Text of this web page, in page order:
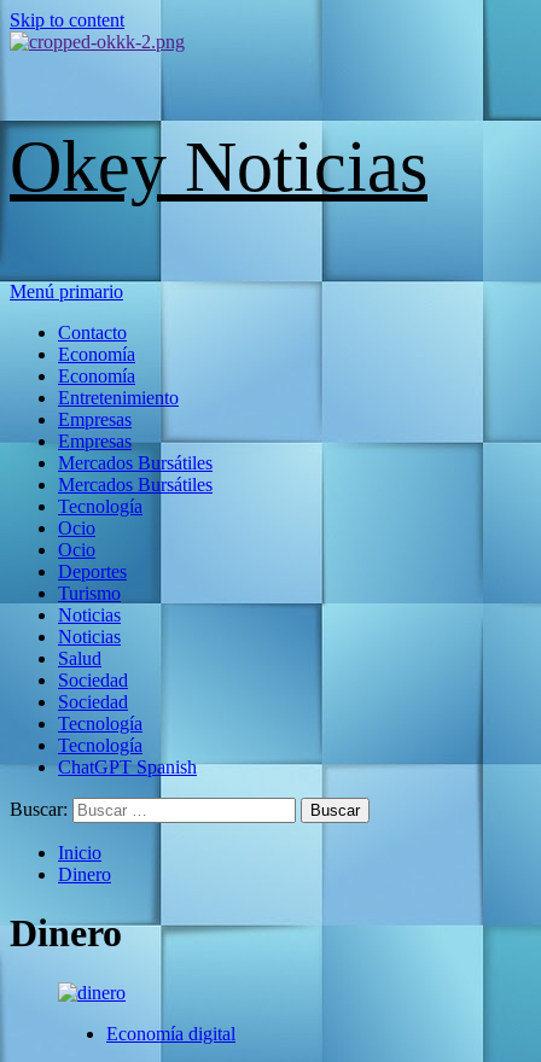
Skip to content
Okey Noticias
Menú primario
Contacto
Economía
Economía
Entretenimiento
Empresas
Empresas
Mercados Bursátiles
Mercados Bursátiles
Tecnología
Ocio
Ocio
Deportes
Turismo
Noticias
Noticias
Salud
Sociedad
Sociedad
Tecnología
Tecnología
ChatGPT Spanish
Buscar:
Inicio
Dinero
Dinero
Economía digital